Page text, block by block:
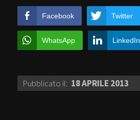
Facebook Twitter
WhatsApp LinkedIn
Pubblicato il: 18 APRILE 2013